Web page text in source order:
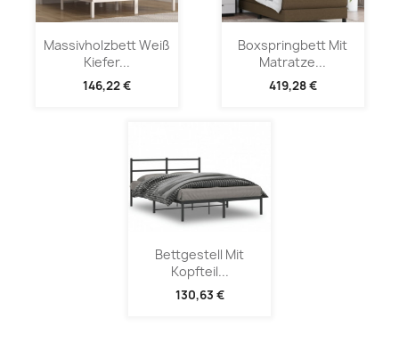
Massivholzbett Weiß
Kiefer...
146,22 €
Boxspringbett Mit
Matratze...
419,28 €
Bettgestell Mit
Kopfteil...
130,63 €